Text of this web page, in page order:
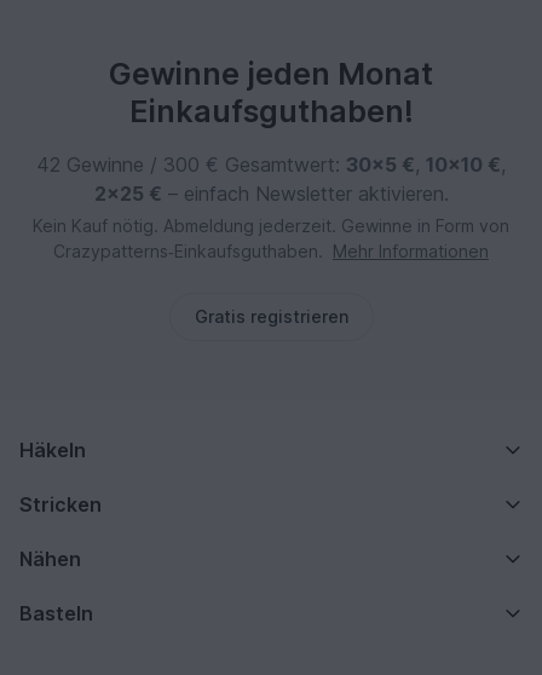
Gewinne jeden Monat
Einkaufsguthaben!
42 Gewinne / 300 € Gesamtwert: 30×5 €, 10×10 €,
2×25 € – einfach Newsletter aktivieren.
Kein Kauf nötig. Abmeldung jederzeit. Gewinne in Form von
Crazypatterns‑Einkaufsguthaben.
Mehr Informationen
Gratis registrieren
Häkeln
Stricken
Nähen
Basteln